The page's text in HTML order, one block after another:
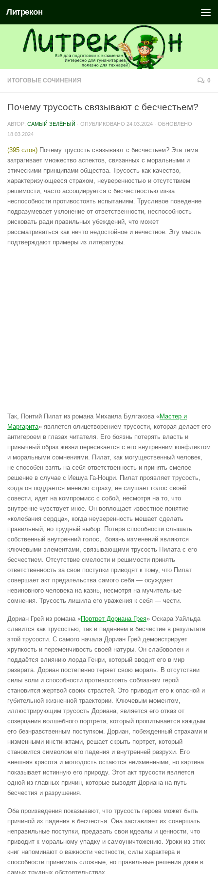
Литрекон
ИТОГОВЫЕ СОЧИНЕНИЯ 0
Почему трусость связывают с бесчестьем?
АВТОР: САМЫЙ ЗЕЛЁНЫЙ · ОПУБЛИКОВАНО 24.03.2024 · ОБНОВЛЕНО
18.03.2024
(395 слов) Почему трусость связывают с бесчестьем? Эта тема
затрагивает множество аспектов, связанных с моральными и
этическими принципами общества. Трусость как качество,
характеризующееся страхом, неуверенностью и отсутствием
решимости, часто ассоциируется с бесчестностью из-за
неспособности противостоять испытаниям. Трусливое поведение
подразумевает уклонение от ответственности, неспособность
рисковать ради правильных убеждений, что может
рассматриваться как нечто недостойное и нечестное. Эту мысль
подтверждают примеры из литературы.
Так, Понтий Пилат из романа Михаила Булгакова «Мастер и
Маргарита» является олицетворением трусости, которая делает его
антигероем в глазах читателя. Его боязнь потерять власть и
привычный образ жизни пересекается с его внутренним конфликтом
и моральными сомнениями. Пилат, как могущественный человек,
не способен взять на себя ответственность и принять смелое
решение в случае с Иешуа Га-Ноцри. Пилат проявляет трусость,
когда он поддается мнению страху, не слушает голос своей
совести, идет на компромисс с собой, несмотря на то, что
внутренне чувствует иное. Он воплощает известное понятие
«колебания сердца», когда неуверенность мешает сделать
правильный, но трудный выбор. Потеря способности слышать
собственный внутренний голос, боязнь изменений являются
ключевыми элементами, связывающими трусость Пилата с его
бесчестием. Отсутствие смелости и решимости принять
ответственность за свои поступки приводят к тому, что Пилат
совершает акт предательства самого себя — осуждает
невиновного человека на казнь, несмотря на мучительные
сомнения. Трусость лишила его уважения к себя — чести.
Дориан Грей из романа «Портрет Дориана Грея» Оскара Уайльда
славится как трусостью, так и падением в бесчестие в результате
этой трусости. С самого начала Дориан Грей демонстрирует
хрупкость и переменчивость своей натуры. Он слабоволен и
поддаётся влиянию лорда Генри, который вводит его в мир
разврата. Дориан постепенно теряет свою мораль. В отсутствии
силы воли и способности противостоять соблазнам герой
становится жертвой своих страстей. Это приводит его к опасной и
губительной жизненной траектории. Ключевым моментом,
иллюстрирующим трусость Дориана, является его отказ от
созерцания волшебного портрета, который пропитывается каждым
его безнравственным поступком. Дориан, побежденный страхами и
низменными инстинктами, решает скрыть портрет, который
становится символом его падения и внутренней разрухи. Его
внешняя красота и молодость остаются неизменными, но картина
показывает истинную его природу. Этот акт трусости является
одной из главных причин, которые выводят Дориана на путь
бесчестия и разрушения.
Оба произведения показывают, что трусость героев может быть
причиной их падения в бесчестья. Она заставляет их совершать
неправильные поступки, предавать свои идеалы и ценности, что
приводит к моральному упадку и самоуничтожению. Уроки из этих
книг напоминают о важности честности, силы характера и
способности принимать сложные, но правильные решения даже в
самых трудных обстоятельствах.